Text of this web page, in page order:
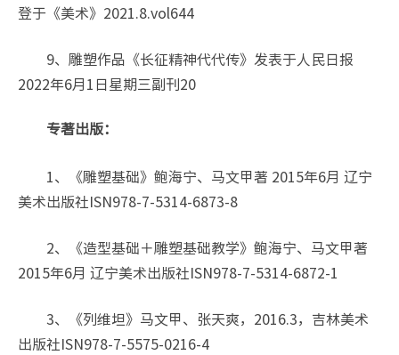
登于《美术》2021.8.vol644
9、雕塑作品《长征精神代代传》发表于人民日报
2022年6月1日星期三副刊20
专著出版：
1、《雕塑基础》鲍海宁、马文甲著 2015年6月 辽宁
美术出版社ISN978-7-5314-6873-8
2、《造型基础＋雕塑基础教学》鲍海宁、马文甲著
2015年6月 辽宁美术出版社ISN978-7-5314-6872-1
3、《列维坦》马文甲、张天爽，2016.3，吉林美术
出版社ISN978-7-5575-0216-4